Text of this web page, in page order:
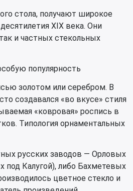
стола, получают широкое
XIX века. Они
и частных стекольных
популярность
золотом или серебром. В
создавался «во вкусе» стиля
«ковровая» роспись в
Типология орнаментальных
русских заводов — Орловых
под Калугой), либо Бахметевых
цветное стекло и